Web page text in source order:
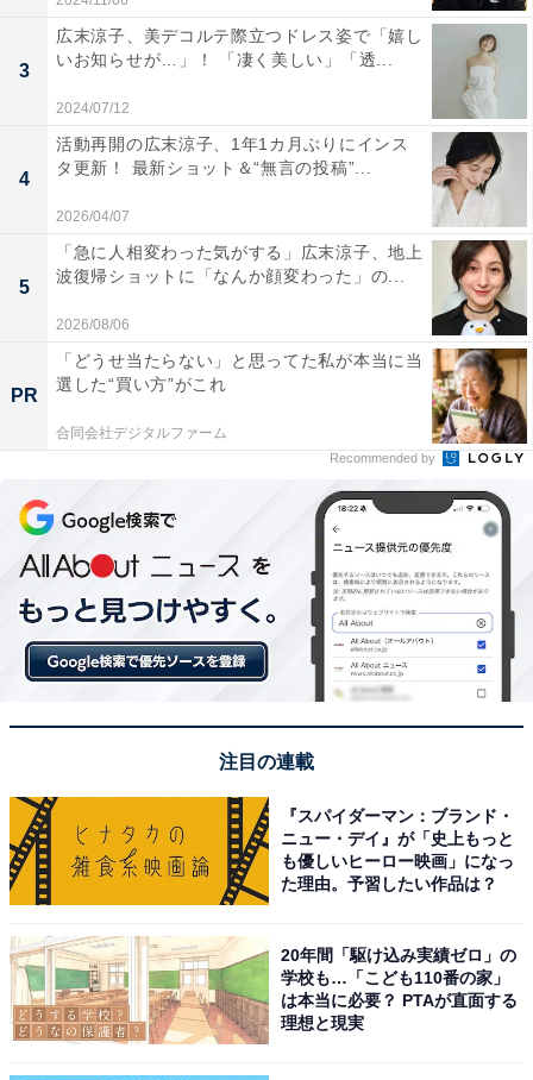
3
広末涼子、美デコルテ際立つドレス姿で「嬉し
いお知らせが…」！ 「凄く美しい」「透...
2024/07/12
4
活動再開の広末涼子、1年1カ月ぶりにインス
タ更新！ 最新ショット＆“無言の投稿”...
2026/04/07
5
「急に人相変わった気がする」広末涼子、地上
波復帰ショットに「なんか顔変わった」の...
2026/08/06
PR
「どうせ当たらない」と思ってた私が本当に当
選した“買い方”がこれ
合同会社デジタルファーム
Recommended by
注目の連載
『スパイダーマン：ブランド・
ニュー・デイ』が「史上もっと
も優しいヒーロー映画」になっ
た理由。予習したい作品は？
20年間「駆け込み実績ゼロ」の
学校も…「こども110番の家」
は本当に必要？ PTAが直面する
理想と現実